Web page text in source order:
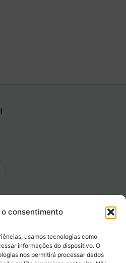
consentimento
usamos tecnologias como
informações do dispositivo. O
nos permitirá processar dados